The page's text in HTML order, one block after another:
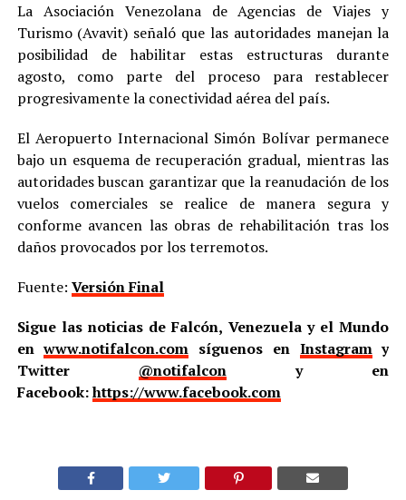
La Asociación Venezolana de Agencias de Viajes y
Turismo (Avavit) señaló que las autoridades manejan la
posibilidad de habilitar estas estructuras durante
agosto, como parte del proceso para restablecer
progresivamente la conectividad aérea del país.
El Aeropuerto Internacional Simón Bolívar permanece
bajo un esquema de recuperación gradual, mientras las
autoridades buscan garantizar que la reanudación de los
vuelos comerciales se realice de manera segura y
conforme avancen las obras de rehabilitación tras los
daños provocados por los terremotos.
Fuente: Versión Final
Sigue las noticias de Falcón, Venezuela y el Mundo
enwww.notifalcon.com síguenos en Instagramy
Twitter @notifalcony en
Facebook:https://www.facebook.com